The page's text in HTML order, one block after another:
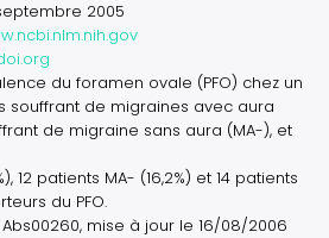
2005
du foramen ovale (PFO) chez un
souffrant de migraines avec aura
de migraine sans aura (MA-), et
12 patients MA- (16,2%) et 14 patients
du PFO.
mise à jour le 16/08/2006